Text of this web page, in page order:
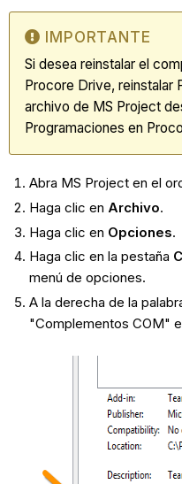
IMPORTANTE
Si desea reinstalar el
Procore Drive, reinstalar
archivo de MS Project
Programaciones en
Abra MS Project en el
Haga clic en Archivo.
Haga clic en Opciones.
Haga clic en la pestaña
menú de opciones.
A la derecha de la
"Complementos COM"